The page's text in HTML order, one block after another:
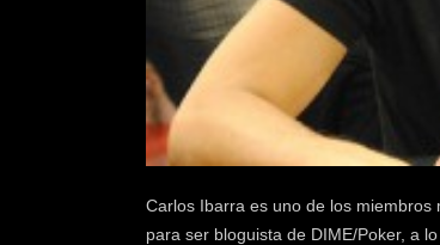
e
.
Carlos Ibarra es uno de los
para ser bloguista de DIME/Poker, a